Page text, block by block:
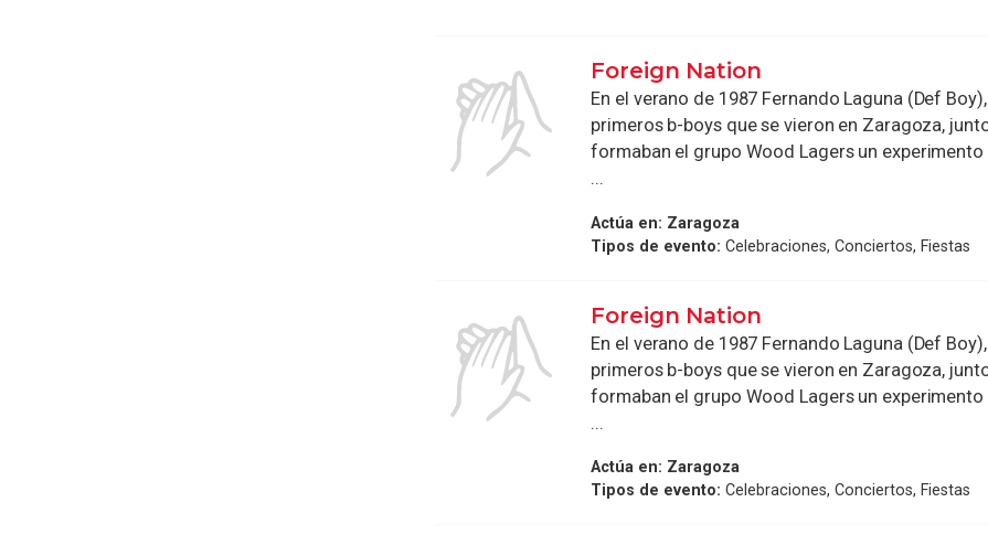
Foreign Nation
En el verano de 1987 Fernando Laguna (Def
primeros b-boys que se vieron en Zaragoza,
formaban el grupo Wood Lagers un
...
Actúa en: Zaragoza
Tipos de evento: Celebraciones, Conciertos, Fiestas
Foreign Nation
En el verano de 1987 Fernando Laguna (Def
primeros b-boys que se vieron en Zaragoza,
formaban el grupo Wood Lagers un
...
Actúa en: Zaragoza
Tipos de evento: Celebraciones, Conciertos, Fiestas